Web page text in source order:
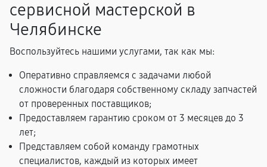
сервисной мастерской в
Челябинске
Воспользуйтесь нашими услугами, так как мы:
Оперативно справляемся с задачами любой
сложности благодаря собственному складу запчастей
от проверенных поставщиков;
Предоставляем гарантию сроком от 3 месяцев до 3
лет;
Представляем собой команду грамотных
специалистов, каждый из которых имеет